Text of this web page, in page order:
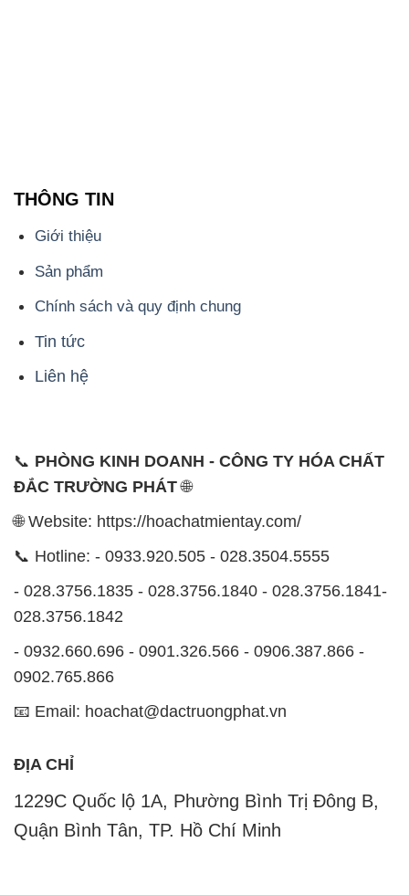
THÔNG TIN
Giới thiệu
Sản phẩm
Chính sách và quy định chung
Tin tức
Liên hệ
📞 PHÒNG KINH DOANH - CÔNG TY HÓA CHẤT
ĐẮC TRƯỜNG PHÁT🌐
🌐 Website: https://hoachatmientay.com/
📞 Hotline: - 0933.920.505 - 028.3504.5555
- 028.3756.1835 - 028.3756.1840 - 028.3756.1841-
028.3756.1842
- 0932.660.696 - 0901.326.566 - 0906.387.866 -
0902.765.866
📧 Email: hoachat@dactruongphat.vn
ĐỊA CHỈ
1229C Quốc lộ 1A, Phường Bình Trị Đông B,
Quận Bình Tân, TP. Hồ Chí Minh